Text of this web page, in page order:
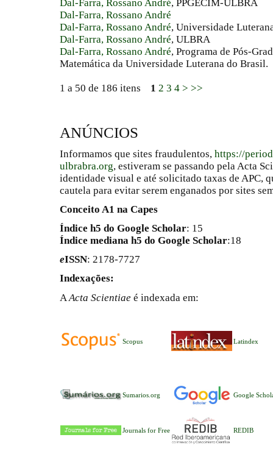
Dal-Farra, Rossano André, PPGECIM-ULBRA
Dal-Farra, Rossano André
Dal-Farra, Rossano André, Universidade
Dal-Farra, Rossano André, ULBRA
Dal-Farra, Rossano André, Programa de Pós-
Matemática da Universidade Luterana do Brasil.
1 a 50 de 186 itens 1 2 3 4 > >>
ANÚNCIOS
Informamos que sites fraudulentos, https://
ulbrabra.org, estiveram se passando pela Acta
identidade visual e até solicitado taxas de APC,
cautela para evitar serem enganados por sites
Conceito A1 na Capes
Índice h5 do Google Scholar: 15
Índice mediana h5 do Google Scholar:18
eISSN: 2178-7727
Indexações:
A Acta Scientiae é indexada em:
Scopus Latindex
Sumarios.org Google
Journals for Free REDIB